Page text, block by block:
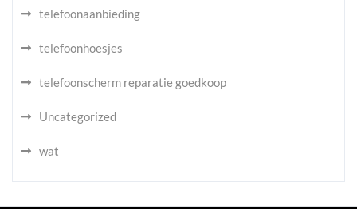
telefoonaanbieding
telefoonhoesjes
telefoonscherm reparatie goedkoop
Uncategorized
wat